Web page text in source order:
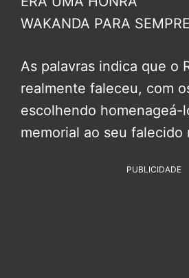
WAKANDA PARA SEMPRE
As palavras indica que o
realmente faleceu, com
escolhendo homenageá-
memorial ao seu falecido
PUBLICIDADE